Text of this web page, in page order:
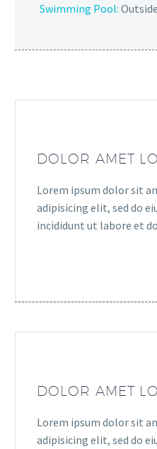
Swimming Pool: Outside
DOLOR AMET
Lorem ipsum dolor sit
adipisicing elit, sed do
incididunt ut labore et
DOLOR AMET
Lorem ipsum dolor sit
adipisicing elit, sed do